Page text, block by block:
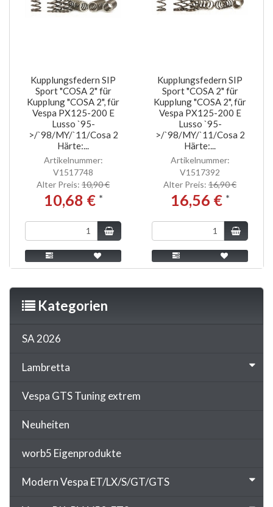
Kupplungsfedern SIP
Sport "COSA 2" für
Kupplung "COSA 2", für
Vespa PX125-200 E
Lusso `95-
>/`98/MY/`11/Cosa 2
Härte:...
Artikelnummer:
V1517748
Alter Preis: 10,90 €
10,68 € *
Kupplungsfedern SIP
Sport "COSA 2" für
Kupplung "COSA 2", für
Vespa PX125-200 E
Lusso `95-
>/`98/MY/`11/Cosa 2
Härte:...
Artikelnummer:
V1517392
Alter Preis: 16,90 €
16,56 € *
Kategorien
SA 2026
Lambretta
Vespa GTS Tuning extrem
Neuheiten
worb5 Eigenprodukte
Modern Vespa ET/LX/S/GT/GTS